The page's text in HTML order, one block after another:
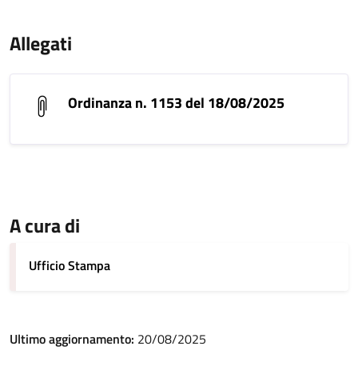
Allegati
Ordinanza n. 1153 del 18/08/2025
A cura di
Ufficio Stampa
Ultimo aggiornamento: 20/08/2025